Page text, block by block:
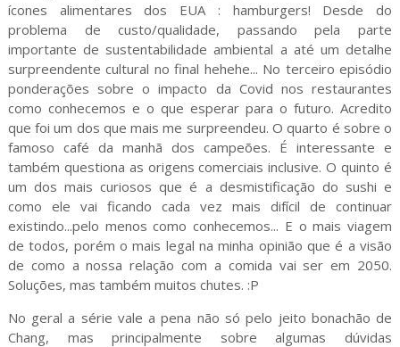
ícones alimentares dos EUA : hamburgers! Desde do
problema de custo/qualidade, passando pela parte
importante de sustentabilidade ambiental a até um detalhe
surpreendente cultural no final hehehe... No terceiro episódio
ponderações sobre o impacto da Covid nos restaurantes
como conhecemos e o que esperar para o futuro. Acredito
que foi um dos que mais me surpreendeu. O quarto é sobre o
famoso café da manhã dos campeões. É interessante e
também questiona as origens comerciais inclusive. O quinto é
um dos mais curiosos que é a desmistificação do sushi e
como ele vai ficando cada vez mais difícil de continuar
existindo...pelo menos como conhecemos... E o mais viagem
de todos, porém o mais legal na minha opinião que é a visão
de como a nossa relação com a comida vai ser em 2050.
Soluções, mas também muitos chutes. :P
No geral a série vale a pena não só pelo jeito bonachão de
Chang, mas principalmente sobre algumas dúvidas